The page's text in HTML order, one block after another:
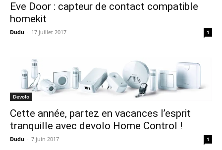
Eve Door : capteur de contact compatible
homekit
Dudu - 17 juillet 2017 1
Devolo
Cette année, partez en vacances l’esprit
tranquille avec devolo Home Control !
Dudu - 7 juin 2017 1